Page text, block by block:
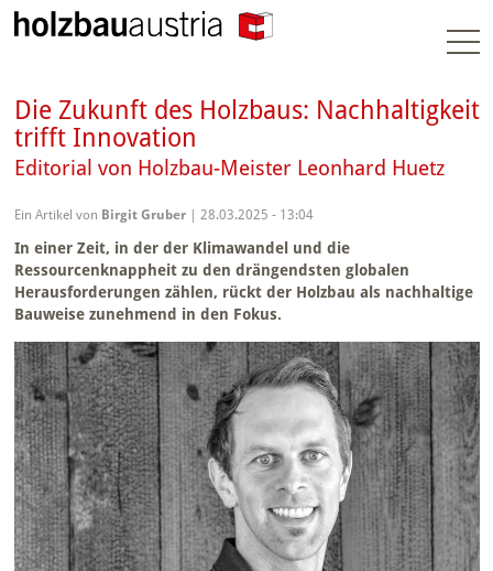
Die Zukunft des Holzbaus: Nachhaltigkeit
trifft Innovation
Editorial von Holzbau-Meister Leonhard Huetz
Ein Artikel von Birgit Gruber| 28.03.2025 - 13:04
In einer Zeit, in der der Klimawandel und die
Ressourcenknappheit zu den drängendsten globalen
Herausforderungen zählen, rückt der Holzbau als nachhaltige
Bauweise zunehmend in den Fokus.